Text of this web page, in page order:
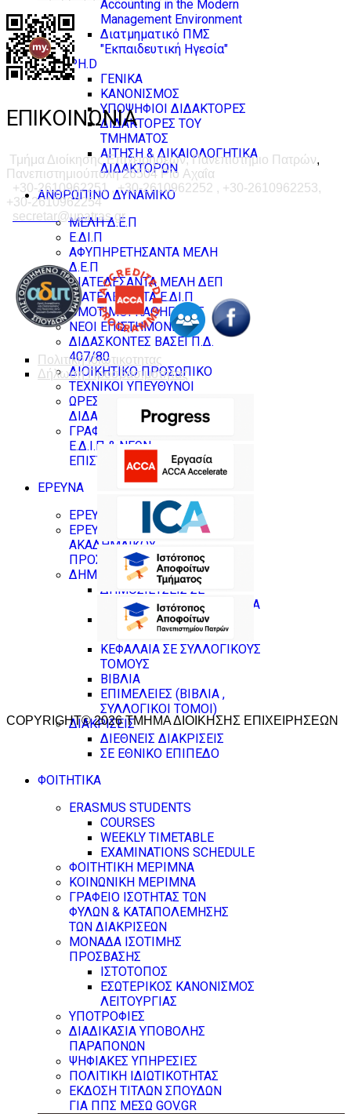
Accounting in the Modern
Management Environment
Διατμηματικό ΠΜΣ
"Εκπαιδευτική Ηγεσία"
PH.D
ΓΕΝΙΚΑ
ΚΑΝΟΝΙΣΜΟΣ
ΥΠΟΨΗΦΙΟΙ ΔΙΔΑΚΤΟΡΕΣ
ΔΙΔΑΚΤΟΡΕΣ ΤΟΥ
ΤΜΗΜΑΤΟΣ
ΑΙΤΗΣΗ & ΔΙΚΑΙΟΛΟΓΗΤΙΚΑ
ΔΙΔΑΚΤΟΡΩΝ
ΑΝΘΡΩΠΙΝΟ ΔΥΝΑΜΙΚΟ
ΜΕΛΗ Δ.Ε.Π
Ε.ΔΙ.Π
ΑΦΥΠΗΡΕΤΗΣΑΝΤΑ ΜΕΛΗ
Δ.Ε.Π
ΔΙΑΤΕΛΕΣΑΝΤΑ ΜΕΛΗ ΔΕΠ
ΔΙΑΤΕΛΕΣΑΝΤΑ Ε.ΔΙ.Π
ΟΜΟΤΙΜΟΙ ΚΑΘΗΓΗΤΕΣ
ΝΕΟΙ ΕΠΙΣΤΗΜΟΝΕΣ
ΔΙΔΑΣΚΟΝΤΕΣ ΒΑΣΕΙ Π.Δ.
407/80
ΔΙΟΙΚΗΤΙΚΟ ΠΡΟΣΩΠΙΚΟ
ΤΕΧΝΙΚΟΙ ΥΠΕΥΘΥΝΟΙ
ΩΡΕΣ ΓΡΑΦΕΙΟΥ
ΔΙΔΑΣΚΟΝΤΩΝ
ΓΡΑΦΕΙΑ ΜΕΛΩΝ Δ.Ε.Π ,
Ε.Δ.Ι.Π & ΝΕΩΝ
ΕΠΙΣΤΗΜΟΝΩΝ
ΕΡΕΥΝΑ
ΕΡΕΥΝΗΤΙΚΑ ΕΡΓΑΣΤΗΡΙΑ
ΕΡΕΥΝΗΤΙΚΟ ΠΡΟΦΙΛ
ΑΚΑΔΗΜΑΪΚΟΥ
ΠΡΟΣΩΠΙΚΟΥ
ΔΗΜΟΣΙΕΥΣΕΙΣ
ΔΗΜΟΣΙΕΥΣΕΙΣ ΣΕ
ΕΠΙΣΤΗΜΟΝΙΚΑ ΠΕΡΙΟΔΙΚΑ
ΔΗΜΟΣΙΕΥΣΕΙΣ ΣΕ
ΕΠΙΣΤΗΜΟΝΙΚΑ ΣΥΝΕΔΡΙΑ
ΚΕΦΑΛΑΙΑ ΣΕ ΣΥΛΛΟΓΙΚΟΥΣ
ΤΟΜΟΥΣ
ΒΙΒΛΙΑ
ΕΠΙΜΕΛΕΙΕΣ (ΒΙΒΛΙΑ ,
ΣΥΛΛΟΓΙΚΟΙ ΤΟΜΟΙ)
ΔΙΑΚΡΙΣΕΙΣ
ΔΙΕΘΝΕΙΣ ΔΙΑΚΡΙΣΕΙΣ
ΣΕ ΕΘΝΙΚΟ ΕΠΙΠΕΔΟ
ΦΟΙΤΗΤΙΚΑ
ERASMUS STUDENTS
COURSES
WEEKLY TIMETABLE
EXAMINATIONS SCHEDULE
ΦΟΙΤΗΤΙΚΗ ΜΕΡΙΜΝΑ
ΚΟΙΝΩΝΙΚΗ ΜΕΡΙΜΝΑ
ΓΡΑΦΕΙΟ ΙΣΟΤΗΤΑΣ ΤΩΝ
ΦΥΛΩΝ & ΚΑΤΑΠΟΛΕΜΗΣΗΣ
ΤΩΝ ΔΙΑΚΡΙΣΕΩΝ
ΜΟΝΑΔΑ ΙΣΟΤΙΜΗΣ
ΠΡΟΣΒΑΣΗΣ
ΙΣΤΟΤΟΠΟΣ
ΕΣΩΤΕΡΙΚΟΣ ΚΑΝΟΝΙΣΜΟΣ
ΛΕΙΤΟΥΡΓΙΑΣ
ΥΠΟΤΡΟΦΙΕΣ
ΔΙΑΔΙΚΑΣΙΑ ΥΠΟΒΟΛΗΣ
ΠΑΡΑΠΟΝΩΝ
ΨΗΦΙΑΚΕΣ ΥΠΗΡΕΣΙΕΣ
ΠΟΛΙΤΙΚΗ ΙΔΙΩΤΙΚΟΤΗΤΑΣ
ΕΚΔΟΣΗ ΤΙΤΛΩΝ ΣΠΟΥΔΩΝ
ΓΙΑ ΠΠΣ ΜΕΣΩ GOV.GR
ΕΠΙΚΟΙΝΩΝΙΑ
Τμήμα Διοίκησης Επιχειρήσεων, Πανεπιστήμιο Πατρών,
Πανεπιστημιούπολη 26504 Ρίο Αχαΐα
+30-2610962251 , +30-2610962252 , +30-2610962253,
+30-2610962254
secretar@upatras.gr
Πολιτική Ιδιωτικοτητας
Δήλωση Προσβασιμότητας
COPYRIGHT© 2026 ΤΜΗΜΑ ΔΙΟΙΚΗΣΗΣ ΕΠΙΧΕΙΡΗΣΕΩΝ